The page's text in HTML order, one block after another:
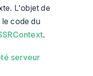
L'objet de
code du
.
serveur